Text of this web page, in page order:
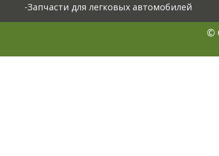
-Запчасти для легковых автомобилей
©